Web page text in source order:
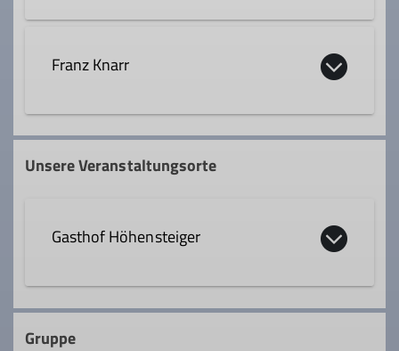
Qualifikationen
Trainer*in B Eisklettern
Franz Knarr
0179 9079034
ausbildungsreferent@dav-
Trainer*in B Skihochtour
Unsere Veranstaltungsorte
Gasthof Höhensteiger
Westerndorfer Str. 101
Gruppe